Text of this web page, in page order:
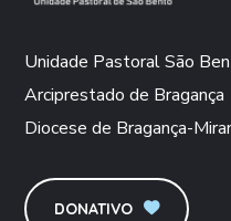
Unidade Pastoral São
Arciprestado de Bragança
Diocese de Bragança-
DONATIVO